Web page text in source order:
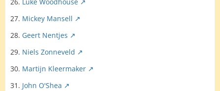
27. Mickey Mansell
28. Geert Nentjes
29. Niels Zonneveld
30. Martijn Kleermaker
31. John O'Shea